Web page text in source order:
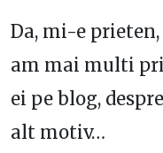
Da, mi-e
am mai multi
ei pe blog, despre
alt motiv…